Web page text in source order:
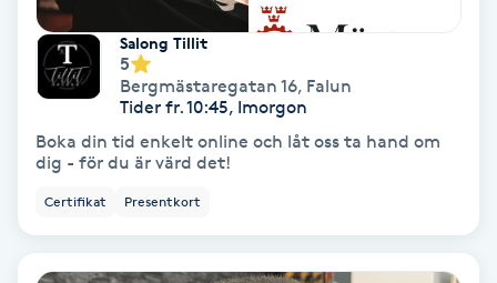
Färgning
Föning
Salong Tillit
5
Bergmästaregatan 16, Falun
Tider fr. 10:45, Imorgon
Boka din tid enkelt online och låt oss ta hand om
dig - för du är värd det!
Certifikat Presentkort